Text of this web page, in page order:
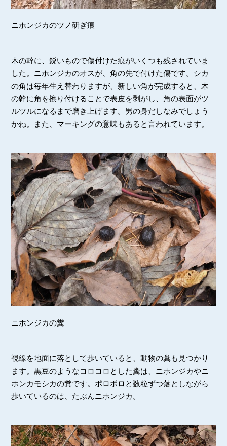
ニホンジカのツノ研ぎ痕
木の幹に、鋭いもので傷付けた痕がいくつも残されていま
した。ニホンジカのオスが、角の先で付けた傷です。シカ
の角は毎年生え替わりますが、新しい角が完成すると、木
の幹に角を擦り付けることで表皮を剥がし、角の表面がツ
ルツルになるまで磨き上げます。男の身だしなみでしょう
かね。また、マーキングの意味もあると言われています。
ニホンジカの糞
視線を地面に落として歩いていると、動物の糞も見つかり
ます。黒豆のようなコロコロとした糞は、ニホンジカやニ
ホンカモシカの糞です。ポロポロと数粒ずつ落としながら
歩いているのは、たぶんニホンジカ。